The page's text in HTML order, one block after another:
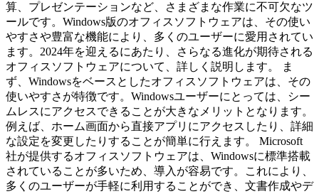
算、プレゼンテーションなど、さまざまな作業に不可欠なツ
ールです。Windows版のオフィスソフトウェアは、その使い
やすさや豊富な機能により、多くのユーザーに愛用されてい
ます。2024年を迎えるにあたり、さらなる進化が期待される
オフィスソフトウェアについて、詳しく説明します。 ま
ず、Windowsをベースとしたオフィスソフトウェアは、その
使いやすさが特徴です。Windowsユーザーにとっては、シー
ムレスにアクセスできることが大きなメリットとなります。
例えば、ホーム画面から直接アプリにアクセスしたり、詳細
な設定を変更したりすることが簡単に行えます。 Microsoft
社が提供するオフィスソフトウェアは、Windowsに標準搭載
されていることが多いため、導入が容易です。これにより、
多くのユーザーが手軽に利用することができ、文書作成やデ